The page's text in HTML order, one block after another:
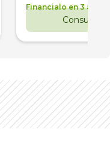
Financialo en 3 años
Consultar